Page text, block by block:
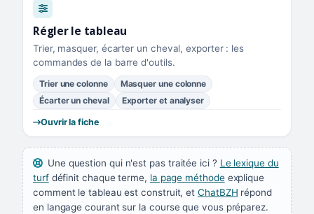
Régler le tableau
Trier, masquer, écarter un cheval, exporter : les
commandes de la barre d'outils.
Trier une colonne
Masquer une colonne
Écarter un cheval
Exporter et analyser
Ouvrir la fiche
Une question qui n'est pas traitée ici ? Le lexique du
turfdéfinit chaque terme, la page méthodeexplique
comment le tableau est construit, etChatBZH répond
en langage courant sur la course que vous préparez.